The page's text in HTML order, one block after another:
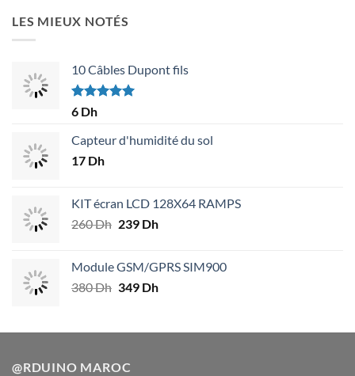
LES MIEUX NOTÉS
10 Câbles Dupont fils
Note
6 Dh
Capteur d'humidité du sol
17 Dh
KIT écran LCD 128X64 RAMPS
260Dh Le
était :
260 Dh.
239 DhLe
est :
239 Dh.
Module GSM/GPRS SIM900
380Dh Le
était :
349 DhLe
est :
@RDUINO MAROC